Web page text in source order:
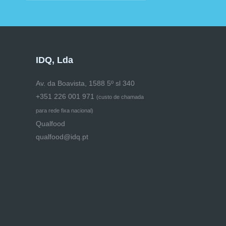
IDQ, Lda
Av. da Boavista, 1588 5º sl 340
+351 226 001 971 (custo de chamada
para rede fixa nacional)
Qualfood
qualfood@idq.pt